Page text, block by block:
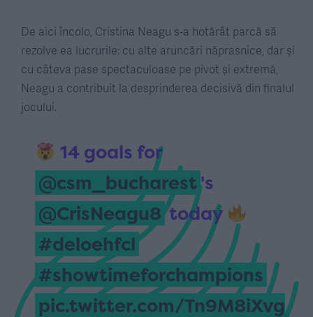
De aici încolo, Cristina Neagu s-a hotărât parcă să
rezolve ea lucrurile: cu alte aruncări năprasnice, dar și
cu câteva pase spectaculoase pe pivot și extremă,
Neagu a contribuit la desprinderea decisivă din finalul
jocului.
14 goals for
@csm_bucharest's
@CrisNeagu8today
#deloehfcl
#showtimeforchampions
pic.twitter.com/Tn9M8iXvg